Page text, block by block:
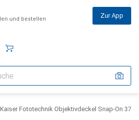
und bestellen Zur App
Kaiser Fototechnik Objektivdeckel Snap-On 37